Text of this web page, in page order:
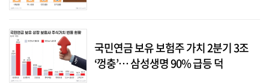
국민연금 보유 보험주 가치 2분기 3조
‘껑충’… 삼성생명 90% 급등 덕